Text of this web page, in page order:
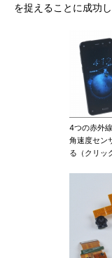
を捉えることに成功し
4つの赤外
角速度セン
る（クリッ